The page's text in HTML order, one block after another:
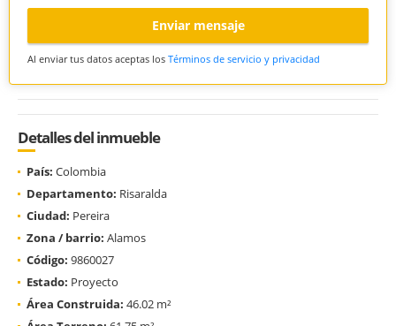
Enviar mensaje
Al enviar tus datos aceptas los Términos de servicio y privacidad
Detalles del inmueble
País: Colombia
Departamento: Risaralda
Ciudad: Pereira
Zona / barrio: Alamos
Código: 9860027
Estado: Proyecto
Área Construida: 46.02 m²